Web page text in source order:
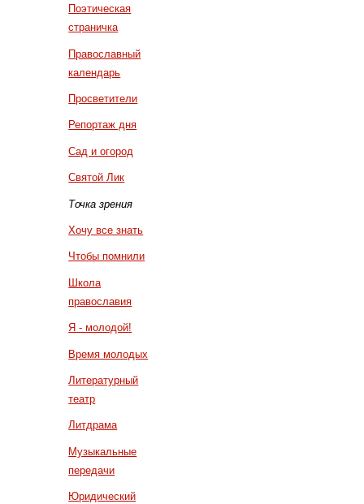
Поэтическая
страничка
Православный
календарь
Просветители
Репортаж дня
Сад и огород
Святой Лик
Точка зрения
Хочу все знать
Чтобы помнили
Школа
православия
Я - молодой!
Время молодых
Литературный
театр
Литдрама
Музыкальные
передачи
Юридический